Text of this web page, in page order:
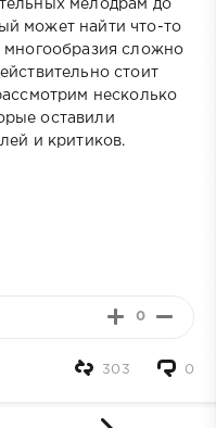
мелодрам до
может найти что-то
многообразия сложно
стоит
несколько
оставили
и критиков.
0
0
303